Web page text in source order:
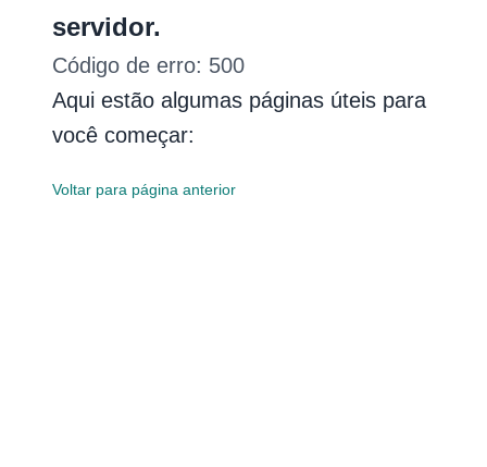
servidor.
Código de erro: 500
Aqui estão algumas páginas úteis para
você começar:
Voltar para página anterior